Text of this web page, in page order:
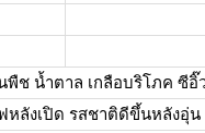
น้ำตาล เกลือบริโภค ซีอิ๊ว
หลังเปิด รสชาติดีขึ้นหลังอุ่น